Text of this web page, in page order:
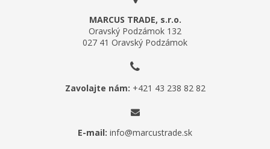
MARCUS TRADE, s.r.o.
Oravský Podzámok 132
027 41 Oravský Podzámok
Zavolajte nám: +421 43 238 82 82
E-mail: info@marcustrade.sk